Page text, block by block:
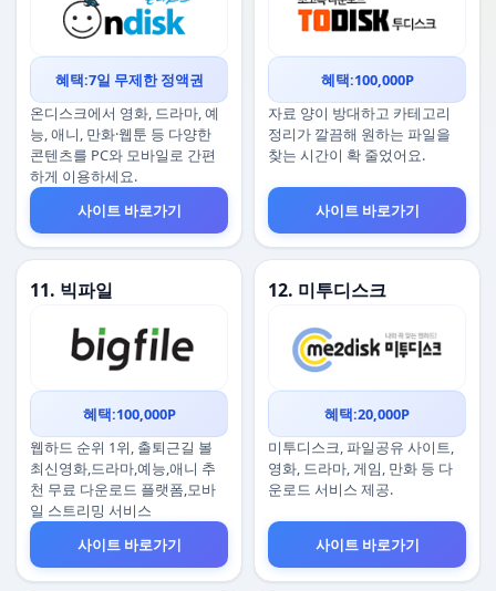
혜택:7일 무제한 정액권
온디스크에서 영화, 드라마, 예
능, 애니, 만화·웹툰 등 다양한
콘텐츠를 PC와 모바일로 간편
하게 이용하세요.
사이트 바로가기
혜택:100,000P
자료 양이 방대하고 카테고리
정리가 깔끔해 원하는 파일을
찾는 시간이 확 줄었어요.
사이트 바로가기
11. 빅파일
혜택:100,000P
웹하드 순위 1위, 출퇴근길 볼
최신영화,드라마,예능,애니 추
천 무료 다운로드 플랫폼,모바
일 스트리밍 서비스
사이트 바로가기
12. 미투디스크
혜택:20,000P
미투디스크, 파일공유 사이트,
영화, 드라마, 게임, 만화 등 다
운로드 서비스 제공.
사이트 바로가기